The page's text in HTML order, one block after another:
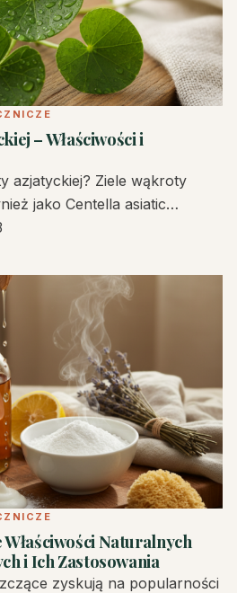
– Właściwości i
azjatyckiej? Ziele wąkroty
jako Centella asiatic…
Naturalnych
i Ich Zastosowania
zyskują na popularności